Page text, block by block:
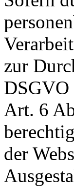
zur
DSGVO
Art. 6
der